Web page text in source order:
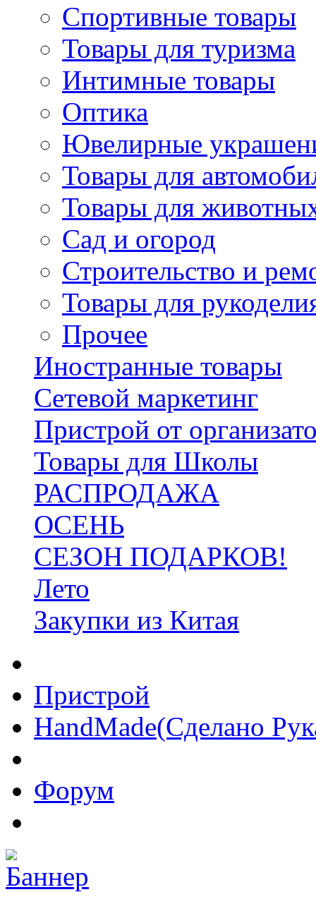
Спортивные товары
Товары для туризма
Интимные товары
Оптика
Ювелирные
Товары для
Товары для
Сад и огород
Строительство и
Товары для
Прочее
Иностранные товары
Сетевой маркетинг
Пристрой от
Товары для Школы
РАСПРОДАЖА
ОСЕНЬ
СЕЗОН ПОДАРКОВ!
Лето
Закупки из Китая
Пристрой
HandMade(Сделано
Форум